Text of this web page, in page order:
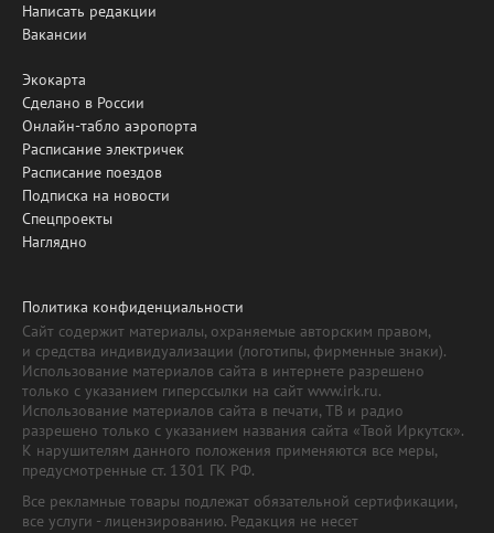
Написать редакции
Вакансии
Экокарта
Сделано в России
Онлайн-табло аэропорта
Расписание электричек
Расписание поездов
Подписка на новости
Спецпроекты
Наглядно
Политика конфиденциальности
Сайт содержит материалы, охраняемые авторским правом,
и средства индивидуализации (логотипы, фирменные знаки).
Использование материалов сайта в интернете разрешено
только с указанием гиперссылки на сайт www.irk.ru.
Использование материалов сайта в печати, ТВ и радио
разрешено только с указанием названия сайта «Твой Иркутск».
К нарушителям данного положения применяются все меры,
предусмотренные ст. 1301 ГК РФ.
Все рекламные товары подлежат обязательной сертификации,
все услуги - лицензированию. Редакция не несет